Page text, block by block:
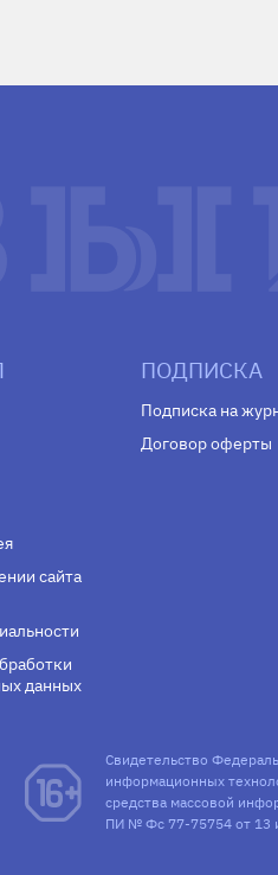
сайта
данных
ПОДПИСКА
Подписка на
Договор оферты
Свидетельство
информационных
средства массовой
ПИ № Фс 77-75754 от 13